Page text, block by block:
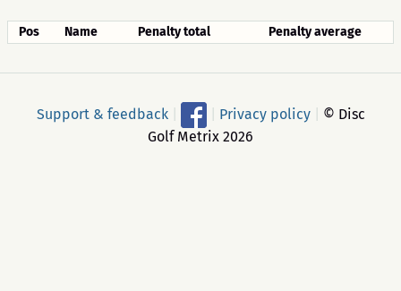
Pos Name Penalty total Penalty average
Support & feedback Privacy policy
© Disc
Golf Metrix 2026